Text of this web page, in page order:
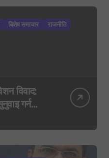
बिशेष समाचार
राजनीति
विवाद:
गर्न